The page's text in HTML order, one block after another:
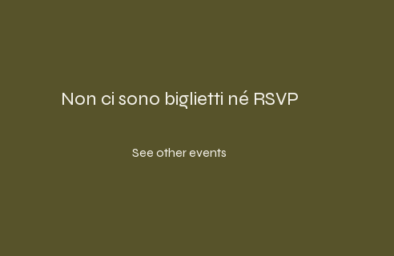
Non ci sono biglietti né RSVP
See other events